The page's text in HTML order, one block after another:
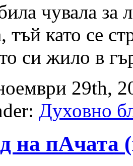
чувала за
тъй като се
си жило в
29th,
Духовно
на пАчата